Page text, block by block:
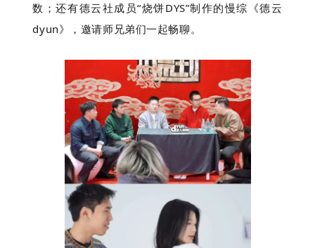
数；还有德云社成员“烧饼DYS”制作的慢综《德云
dyun》，邀请师兄弟们一起畅聊。